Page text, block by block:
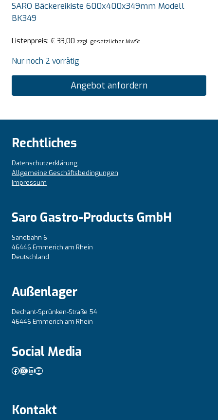
SARO Bäckereikiste 600x400x349mm Modell
BK349
Listenpreis: € 33,00 zzgl. gesetzlicher MwSt.
Nur noch 2 vorrätig
Angebot anfordern
Rechtliches
Datenschutzerklärung
Allgemeine Geschäftsbedingungen
Impressum
Saro Gastro-Products GmbH
Sandbahn 6
46446 Emmerich am Rhein
Deutschland
Außenlager
Dechant-Sprünken-Straße 54
46446 Emmerich am Rhein
Social Media
Facebook
Instagram
LinkedIn
YouTube
Kontakt